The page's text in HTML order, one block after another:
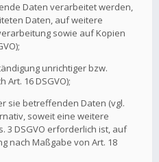
Daten verarbeitet werden,
Daten, auf weitere
sowie auf Kopien
unrichtiger bzw.
16 DSGVO);
sie betreffenden Daten (vgl.
soweit eine weitere
3 DSGVO erforderlich ist, auf
nach Maßgabe von Art. 18